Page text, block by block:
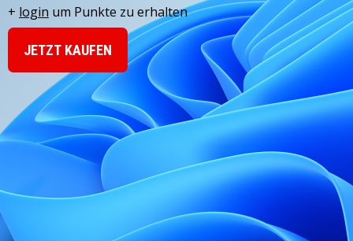
+ login um Punkte zu erhalten
JETZT KAUFEN